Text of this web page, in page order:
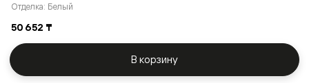
Отделка: Белый
50 652 ₸
В корзину